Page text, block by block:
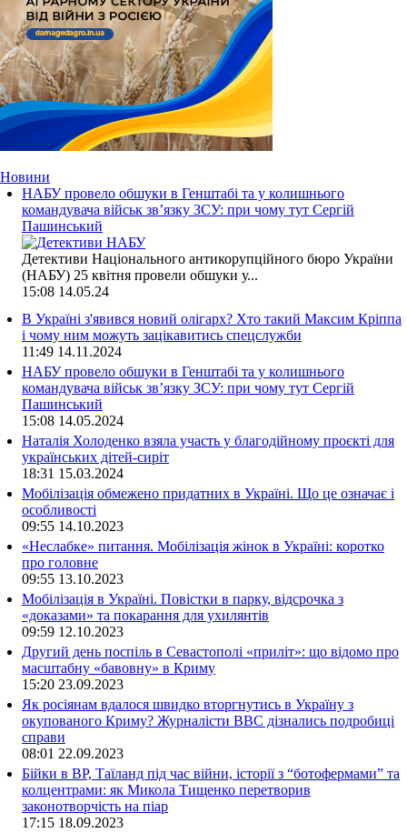
Новини
НАБУ провело обшуки в Генштабі та у колишнього
командувача військ зв’язку ЗСУ: при чому тут Сергій
Пашинський
Детективи Національного антикорупційного бюро України
(НАБУ) 25 квітня провели обшуки у...
15:08 14.05.24
В Україні з'явився новий олігарх? Хто такий Максим Кріппа
і чому ним можуть зацікавитись спецслужби
11:49 14.11.2024
НАБУ провело обшуки в Генштабі та у колишнього
командувача військ зв’язку ЗСУ: при чому тут Сергій
Пашинський
15:08 14.05.2024
Наталія Холоденко взяла участь у благодійному проєкті для
українських дітей-сиріт
18:31 15.03.2024
Мобілізація обмежено придатних в Україні. Що це означає і
особливості
09:55 14.10.2023
«Неслабке» питання. Мобілізація жінок в Україні: коротко
про головне
09:55 13.10.2023
Мобілізація в Україні. Повістки в парку, відсрочка з
«доказами» та покарання для ухилянтів
09:59 12.10.2023
Другий день поспіль в Севастополі «приліт»: що відомо про
масштабну «бавовну» в Криму
15:20 23.09.2023
Як росіянам вдалося швидко вторгнутись в Україну з
окупованого Криму? Журналісти ВВС дізнались подробиці
справи
08:01 22.09.2023
Бійки в ВР, Таїланд під час війни, історії з “ботофермами” та
колцентрами: як Микола Тищенко перетворив
законотворчість на піар
17:15 18.09.2023